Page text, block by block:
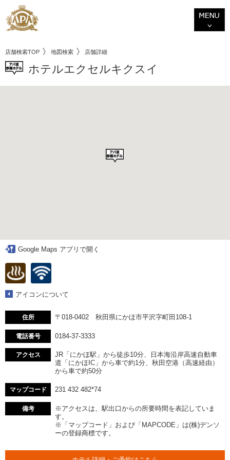
店舗検索TOP 地図検索 店舗詳細
ホテルエクセルキクスイ
Google Maps アプリで開く
アイコンについて
住所 〒018-0402 秋田県にかほ市平沢字町田108-1
電話番号 0184-37-3333
アクセス
JR「にかほ駅」から徒歩10分、日本海沿岸高速自動車
道「にかほIC」から車で約1分、秋田空港（高速経由）
から車で約50分
マップコード 231 432 482*74
備考
※アクセスは、駅出口からの所要時間を表記していま
す。
※「マップコード」および「MAPCODE」は(株)デンソ
ーの登録商標です。